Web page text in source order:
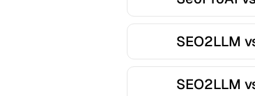
SEO2LLM
SEO2LLM